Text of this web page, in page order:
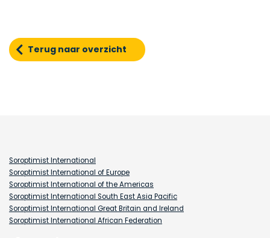
Terug naar overzicht
Soroptimist International
Soroptimist International of Europe
Soroptimist International of the Americas
Soroptimist International South East Asia Pacific
Soroptimist International Great Britain and Ireland
Soroptimist International African Federation